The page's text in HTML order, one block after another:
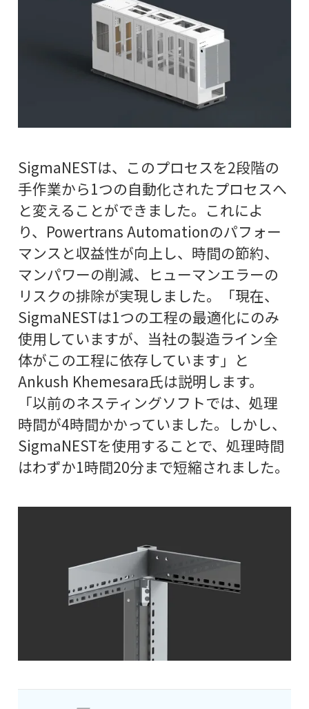
SigmaNESTは、このプロセスを2段階の
手作業から1つの自動化されたプロセスへ
と変えることができました。これによ
り、Powertrans Automationのパフォー
マンスと収益性が向上し、時間の節約、
マンパワーの削減、ヒューマンエラーの
リスクの排除が実現しました。「現在、
SigmaNESTは1つの工程の最適化にのみ
使用していますが、当社の製造ライン全
体がこの工程に依存しています」と
Ankush Khemesara氏は説明します。
「以前のネスティングソフトでは、処理
時間が4時間かかっていました。しかし、
SigmaNESTを使用することで、処理時間
はわずか1時間20分まで短縮されました。